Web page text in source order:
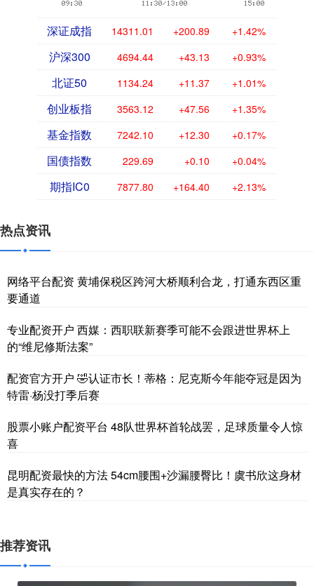
深证成指 14311.01 +200.89 +1.42%
沪深300 4694.44 +43.13 +0.93%
北证50 1134.24 +11.37 +1.01%
创业板指 3563.12 +47.56 +1.35%
基金指数 7242.10 +12.30 +0.17%
国债指数 229.69 +0.10 +0.04%
期指IC0 7877.80 +164.40 +2.13%
热点资讯
网络平台配资 黄埔保税区跨河大桥顺利合龙，打通东西区重
要通道
专业配资开户 西媒：西职联新赛季可能不会跟进世界杯上
的“维尼修斯法案”
配资官方开户 🤣认证市长！蒂格：尼克斯今年能夺冠是因为
特雷·杨没打季后赛
股票小账户配资平台 48队世界杯首轮战罢，足球质量令人惊
喜
昆明配资最快的方法 54cm腰围+沙漏腰臀比！虞书欣这身材
是真实存在的？
推荐资讯